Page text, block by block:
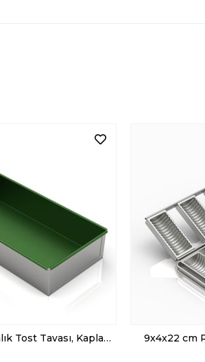
20x43x6 cm Ayvalık Tost Tavası, Kaplamalı 9x4x22 cm